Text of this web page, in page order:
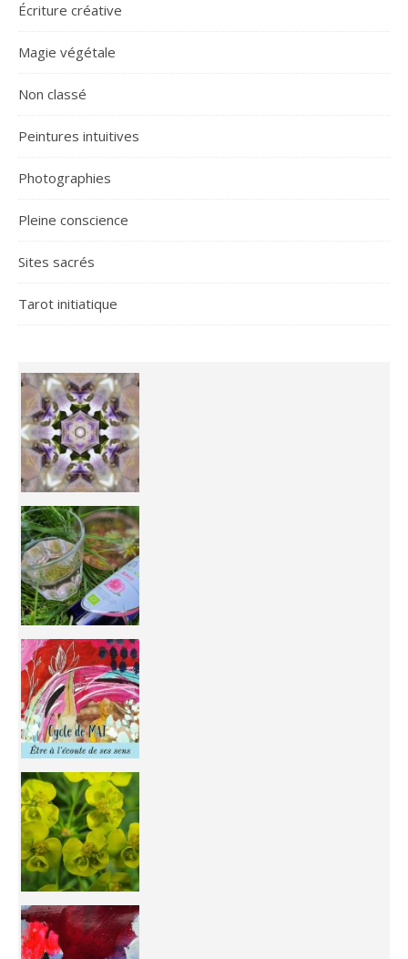
Écriture créative
Magie végétale
Non classé
Peintures intuitives
Photographies
Pleine conscience
Sites sacrés
Tarot initiatique
Inhabit your body and understand its
You're
50/50 OR 100/100 ? The day after Ascension, w